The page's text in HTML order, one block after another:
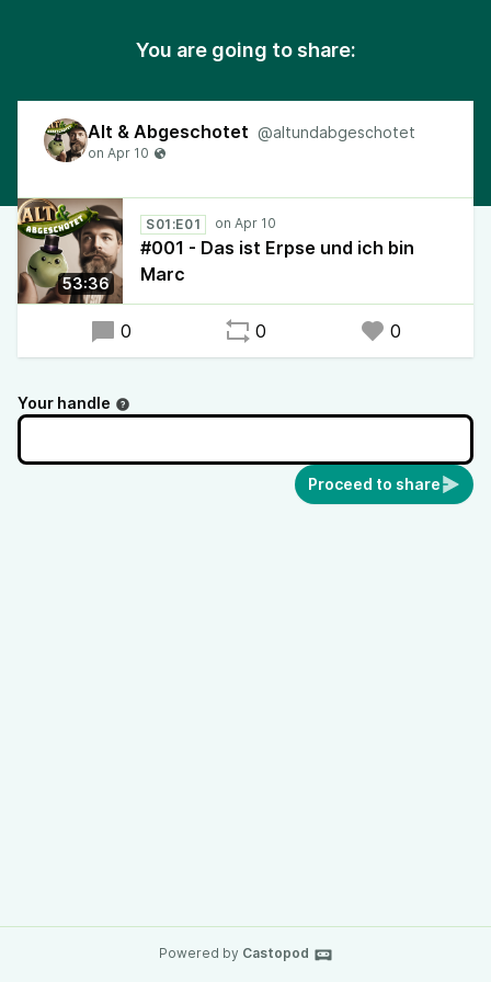
You are going to share:
Alt & Abgeschotet @altundabgeschotet
53:36
S01:E01
#001 - Das ist Erpse und ich bin
Marc
0 0 0
Your handle
Proceed to share
Powered by Castopod